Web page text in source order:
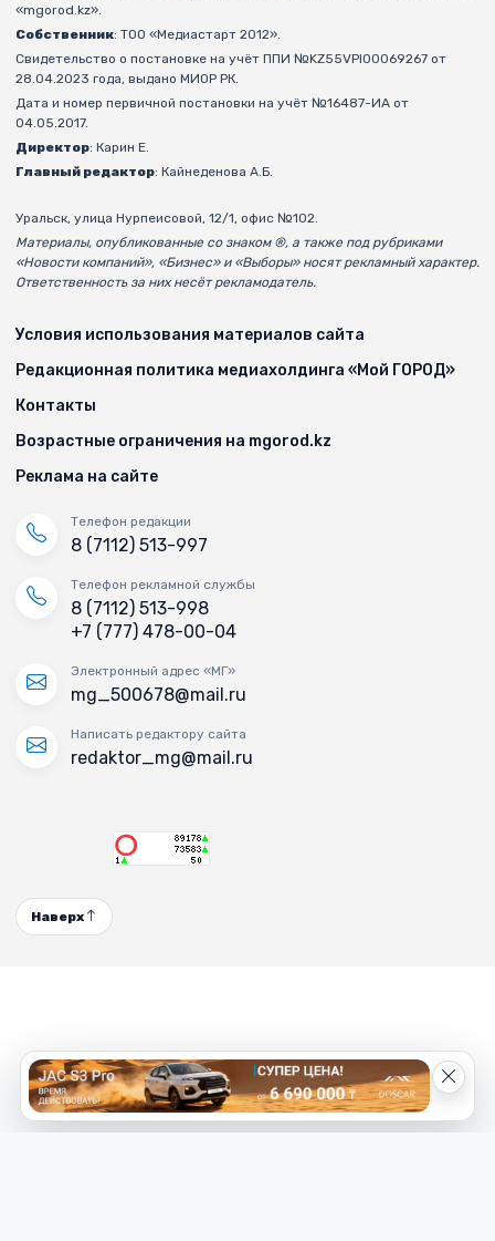
«mgorod.kz».
Собственник: ТОО «Медиастарт 2012».
Свидетельство о постановке на учёт ППИ №KZ55VPI00069267 от
28.04.2023 года, выдано МИОР РК.
Дата и номер первичной постановки на учёт №16487-ИА от
04.05.2017.
Директор: Карин Е.
Главный редактор: Кайнеденова А.Б.
Уральск, улица Нурпеисовой, 12/1, офис №102.
Материалы, опубликованные со знаком ®, а также под рубриками
«Новости компаний», «Бизнес» и «Выборы» носят рекламный характер.
Ответственность за них несёт рекламодатель.
Условия использования материалов сайта
Редакционная политика медиахолдинга «Мой ГОРОД»
Контакты
Возрастные ограничения на mgorod.kz
Реклама на сайте
Телефон редакции
8 (7112) 513-997
Телефон рекламной службы
8 (7112) 513-998
+7 (777) 478-00-04
Электронный адрес «МГ»
mg_500678@mail.ru
Написать редактору сайта
redaktor_mg@mail.ru
Наверх